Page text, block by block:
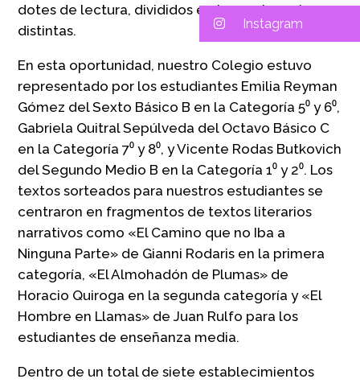
dotes de lectura, divididos en tres categorías
distintas.
En esta oportunidad, nuestro Colegio estuvo
representado por los estudiantes Emilia Reyman
Gómez del Sexto Básico B en la Categoría 5⁰ y 6⁰,
Gabriela Quitral Sepúlveda del Octavo Básico C
en la Categoría 7⁰ y 8⁰, y Vicente Rodas Butkovich
del Segundo Medio B en la Categoría 1⁰ y 2⁰. Los
textos sorteados para nuestros estudiantes se
centraron en fragmentos de textos literarios
narrativos como «El Camino que no Iba a
Ninguna Parte» de Gianni Rodaris en la primera
categoría, «El Almohadón de Plumas» de
Horacio Quiroga en la segunda categoría y «El
Hombre en Llamas» de Juan Rulfo para los
estudiantes de enseñanza media.
Dentro de un total de siete establecimientos
Instagram